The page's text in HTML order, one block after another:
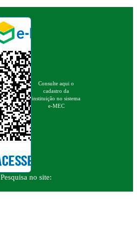
Consulte aqui o
cadastro da
instituição no sistema
e-MEC
Pesquisa no site: